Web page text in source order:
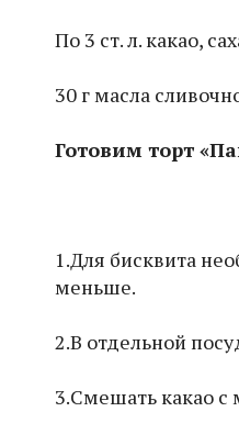
По 3 ст. л. какао,
30 г масла
Готовим торт
1.Для бисквита
меньше.
2.В отдельной
3.Смешать какао с